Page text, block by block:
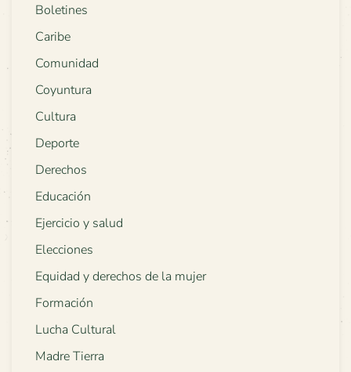
Boletines
Caribe
Comunidad
Coyuntura
Cultura
Deporte
Derechos
Educación
Ejercicio y salud
Elecciones
Equidad y derechos de la mujer
Formación
Lucha Cultural
Madre Tierra